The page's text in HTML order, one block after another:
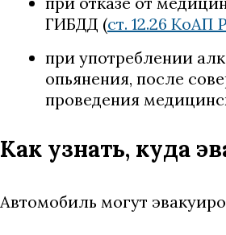
ГИБДД (ст. 12.26 КоАП
при употреблении
опьянения, после
проведения
Как узнать, куда
Автомобиль могут